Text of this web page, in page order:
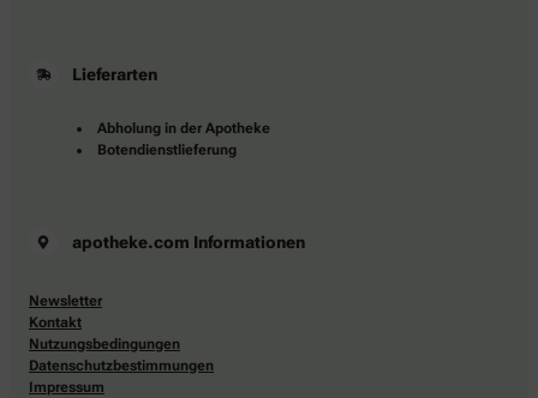
Lieferarten
Abholung in der Apotheke
Botendienstlieferung
apotheke.com Informationen
Newsletter
Kontakt
Nutzungsbedingungen
Datenschutzbestimmungen
Impressum